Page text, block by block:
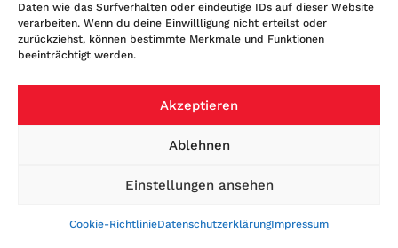
Daten wie das Surfverhalten oder eindeutige IDs auf dieser Website
verarbeiten. Wenn du deine Einwillligung nicht erteilst oder
zurückziehst, können bestimmte Merkmale und Funktionen
beeinträchtigt werden.
Akzeptieren
Ablehnen
Einstellungen ansehen
Cookie-RichtlinieDatenschutzerklärungImpressum
Globale Vernetzung bedeute auch, dass die
kollektiven Organisationen unter „schwerem
medialen Beschuss stehen“. Die Kritik erfolge von
genug gegen die Gewalt gegen Frauen. Die
Deckmantel der feministischen Sache die
liberalen Feminismus hervorgebracht. Es ginge den